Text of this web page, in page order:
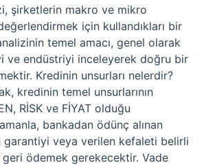
şirketlerin makro ve mikro
için kullandıkları bir
temel amacı, genel olarak
ve endüstriyi inceleyerek doğru bir
Kredinin unsurları nelerdir?
kredinin temel unsurlarının
RİSK ve FİYAT olduğu
bankadan ödünç alınan
garantiyi veya verilen kefaleti belirli
ödemek gerekecektir. Vade